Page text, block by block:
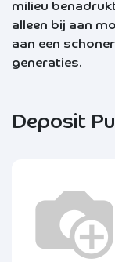
milieu
alleen bij aan
aan een
generaties.
Deposit